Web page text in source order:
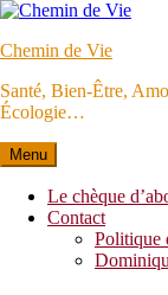
Aller
contenu
Chemin de Vie
Santé, Bien-Être,
Écologie…
Menu
Le chèque
Contact
Politique